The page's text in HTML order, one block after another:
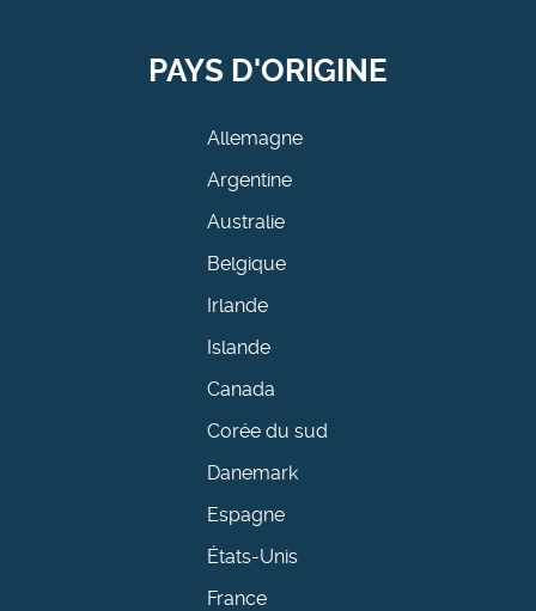
PAYS D'ORIGINE
Allemagne
Argentine
Australie
Belgique
Irlande
Islande
Canada
Corée du sud
Danemark
Espagne
États-Unis
France